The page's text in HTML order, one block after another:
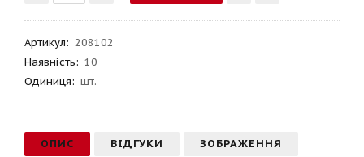
Артикул: 208102
Наявність: 10
Одиниця: шт.
ОПИС ВІДГУКИ ЗОБРАЖЕННЯ